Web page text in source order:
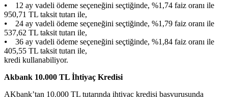
⦁ 12 ay vadeli ödeme seçeneğini seçtiğinde, %1,74 faiz oranı ile
950,71 TL taksit tutarı ile,
⦁ 24 ay vadeli ödeme seçeneğini seçtiğinde, %1,79 faiz oranı ile
537,62 TL taksit tutarı ile,
⦁ 36 ay vadeli ödeme seçeneğini seçtiğinde, %1,84 faiz oranı ile
405,55 TL taksit tutarı ile,
kredi kullanabiliyor.
Akbank 10.000 TL İhtiyaç Kredisi
AKbank’tan 10.000 TL tutarında ihtiyaç kredisi başvurusunda